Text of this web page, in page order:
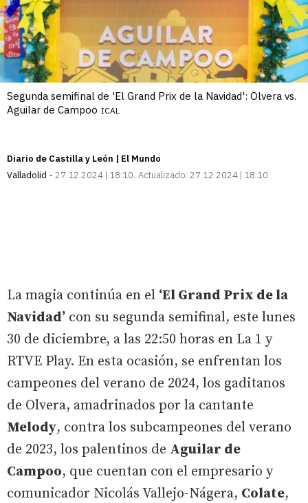
Segunda semifinal de 'El Grand Prix de la Navidad': Olvera vs.
Aguilar de Campoo ICAL
Diario de Castilla y León | El Mundo
Valladolid
27.12.2024 | 18:10 Actualizado: 27.12.2024 | 18:10
La magia continúa en el ‘El Grand Prix de la
Navidad’ con su segunda semifinal, este lunes
30 de diciembre, a las 22:50 horas en La 1 y
RTVE Play. En esta ocasión, se enfrentan los
campeones del verano de 2024, los gaditanos
de Olvera, amadrinados por la cantante
Melody, contra los subcampeones del verano
de 2023, los palentinos de Aguilar de
Campoo, que cuentan con el empresario y
comunicador Nicolás Vallejo-Nágera, Colate,